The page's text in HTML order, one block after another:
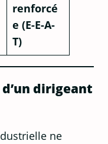
renforcé
e (E-E-A-
T)
d’un dirigeant
ne